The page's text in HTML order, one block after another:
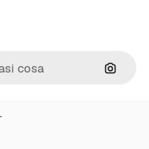
Cerca